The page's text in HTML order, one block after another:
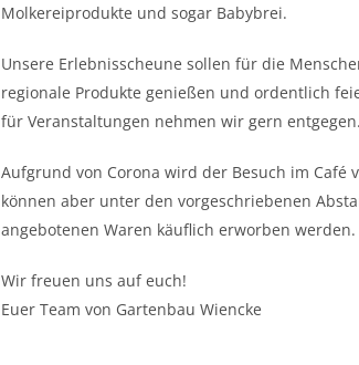
Molkereiprodukte und sogar Babybrei.
Unsere Erlebnisscheune sollen für die
regionale Produkte genießen und ordentlich
für Veranstaltungen nehmen wir gern entgegen.
Aufgrund von Corona wird der Besuch im Café
können aber unter den vorgeschriebenen
angebotenen Waren käuflich erworben werden.
Wir freuen uns auf euch!
Euer Team von Gartenbau Wiencke